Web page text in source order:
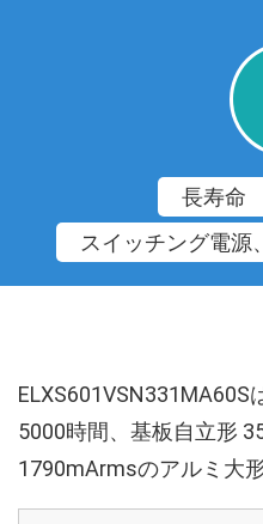
長寿命
スイッチング電源
5000時間、基板自立形
1790mArmsのアルミ大